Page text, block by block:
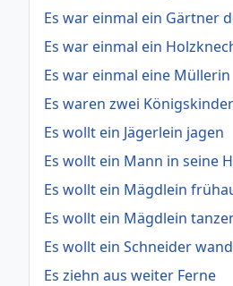
Es war einmal ein Gärtner
Es war einmal ein
Es war einmal eine Müllerin
Es waren zwei Königskinder
Es wollt ein Jägerlein jagen
Es wollt ein Mann in seine
Es wollt ein Mägdlein
Es wollt ein Mägdlein
Es wollt ein Schneider
Es ziehn aus weiter Ferne